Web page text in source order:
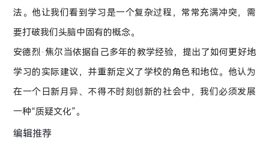
法。他让我们看到学习是一个复杂过程，常常充满冲突，需
要打破我们头脑中固有的概念。
安德烈·焦尔当依据自己多年的教学经验，提出了如何更好地
学习的实际建议，并重新定义了学校的角色和地位。他认为
在一个日新月异、不得不时刻创新的社会中，我们必须发展
一种“质疑文化”。
编辑推荐